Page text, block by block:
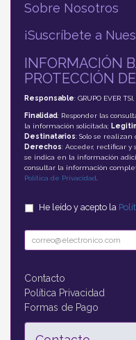
Sobre Nosotros
¡Suscríbete a
INFORMACIÓN
PROTECCIÓN
Responsable: GRUPO EVER TSI,
Finalidad: Responder las
la información solicitada;
Destinatarios: Solo se realizan
Derechos: Acceder, rectificar y
se indica en la información
consultar la información
Política de Privacidad.
He leído y acepto la
Contacto
Política Privacidad
Formas de Pago